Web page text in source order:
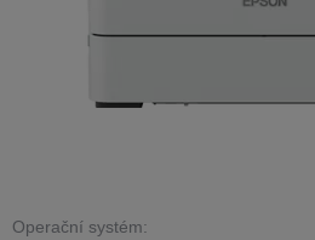
Operační systém: